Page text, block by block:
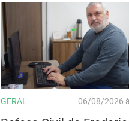
GERAL 06/08/2026